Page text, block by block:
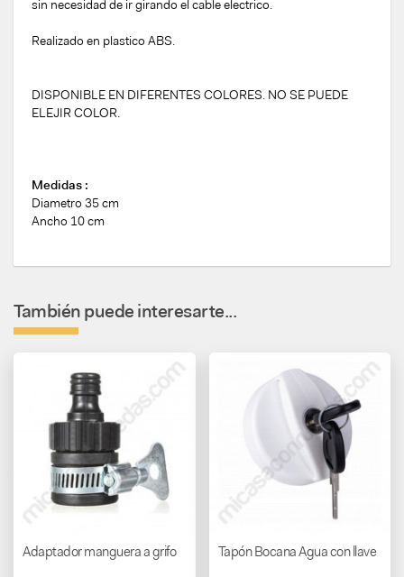
sin necesidad de ir girando el cable electrico.
Realizado en plastico ABS.
DISPONIBLE EN DIFERENTES COLORES. NO SE PUEDE
ELEJIR COLOR.
Medidas :
Diametro 35 cm
Ancho 10 cm
También puede interesarte...
Adaptador manguera a grifo Tapón Bocana Agua con llave